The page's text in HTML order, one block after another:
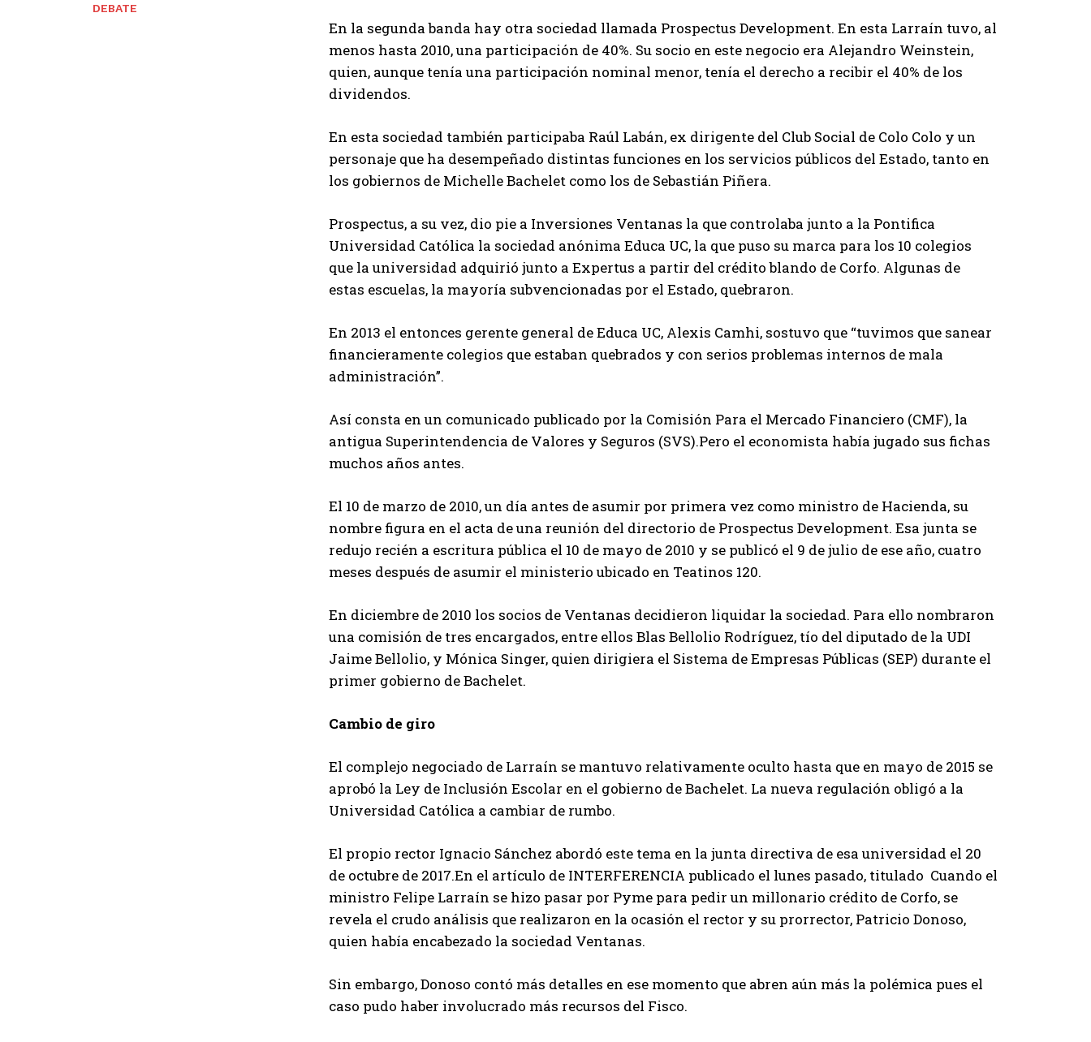
DEBATE
En la segunda banda hay otra sociedad llamada Prospectus Development. En esta Larraín tuvo, al
menos hasta 2010, una participación de 40%. Su socio en este negocio era Alejandro Weinstein,
quien, aunque tenía una participación nominal menor, tenía el derecho a recibir el 40% de los
dividendos.
En esta sociedad también participaba Raúl Labán, ex dirigente del Club Social de Colo Colo y un
personaje que ha desempeñado distintas funciones en los servicios públicos del Estado, tanto en
los gobiernos de Michelle Bachelet como los de Sebastián Piñera.
Prospectus, a su vez, dio pie a Inversiones Ventanas la que controlaba junto a la Pontifica
Universidad Católica la sociedad anónima Educa UC, la que puso su marca para los 10 colegios
que la universidad adquirió junto a Expertus a partir del crédito blando de Corfo. Algunas de
estas escuelas, la mayoría subvencionadas por el Estado, quebraron.
En 2013 el entonces gerente general de Educa UC, Alexis Camhi, sostuvo que “tuvimos que sanear
financieramente colegios que estaban quebrados y con serios problemas internos de mala
administración”.
Así consta en un comunicado publicado por la Comisión Para el Mercado Financiero (CMF), la
antigua Superintendencia de Valores y Seguros (SVS).Pero el economista había jugado sus fichas
muchos años antes.
El 10 de marzo de 2010, un día antes de asumir por primera vez como ministro de Hacienda, su
nombre figura en el acta de una reunión del directorio de Prospectus Development. Esa junta se
redujo recién a escritura pública el 10 de mayo de 2010 y se publicó el 9 de julio de ese año, cuatro
meses después de asumir el ministerio ubicado en Teatinos 120.
En diciembre de 2010 los socios de Ventanas decidieron liquidar la sociedad. Para ello nombraron
una comisión de tres encargados, entre ellos Blas Bellolio Rodríguez, tío del diputado de la UDI
Jaime Bellolio, y Mónica Singer, quien dirigiera el Sistema de Empresas Públicas (SEP) durante el
primer gobierno de Bachelet.
Cambio de giro
El complejo negociado de Larraín se mantuvo relativamente oculto hasta que en mayo de 2015 se
aprobó la Ley de Inclusión Escolar en el gobierno de Bachelet. La nueva regulación obligó a la
Universidad Católica a cambiar de rumbo.
El propio rector Ignacio Sánchez abordó este tema en la junta directiva de esa universidad el 20
de octubre de 2017.En el artículo de INTERFERENCIA publicado el lunes pasado, titulado Cuando el
ministro Felipe Larraín se hizo pasar por Pyme para pedir un millonario crédito de Corfo, se
revela el crudo análisis que realizaron en la ocasión el rector y su prorrector, Patricio Donoso,
quien había encabezado la sociedad Ventanas.
Sin embargo, Donoso contó más detalles en ese momento que abren aún más la polémica pues el
caso pudo haber involucrado más recursos del Fisco.